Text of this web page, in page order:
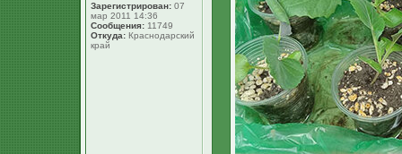
Зарегистрирован: 07
мар 2011 14:36
Сообщения: 11749
Откуда: Краснодарский
край